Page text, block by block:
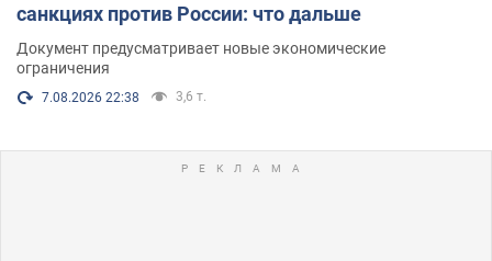
санкциях против России: что дальше
Документ предусматривает новые экономические
ограничения
7.08.2026 22:38 3,6 т.